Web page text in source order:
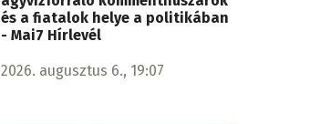
és a fiatalok helye a politikában
- Mai7 Hírlevél
2026. augusztus 6., 19:07